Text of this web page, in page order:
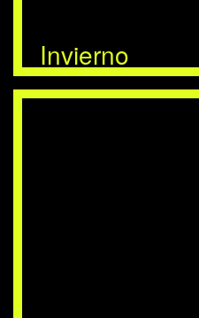
Invierno